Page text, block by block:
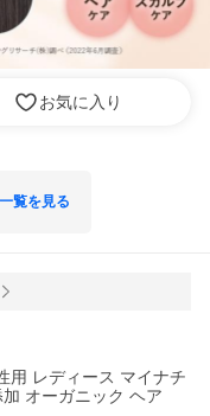
お気に入り
一覧を見る
用 レディース マイナチ
オーガニック ヘア